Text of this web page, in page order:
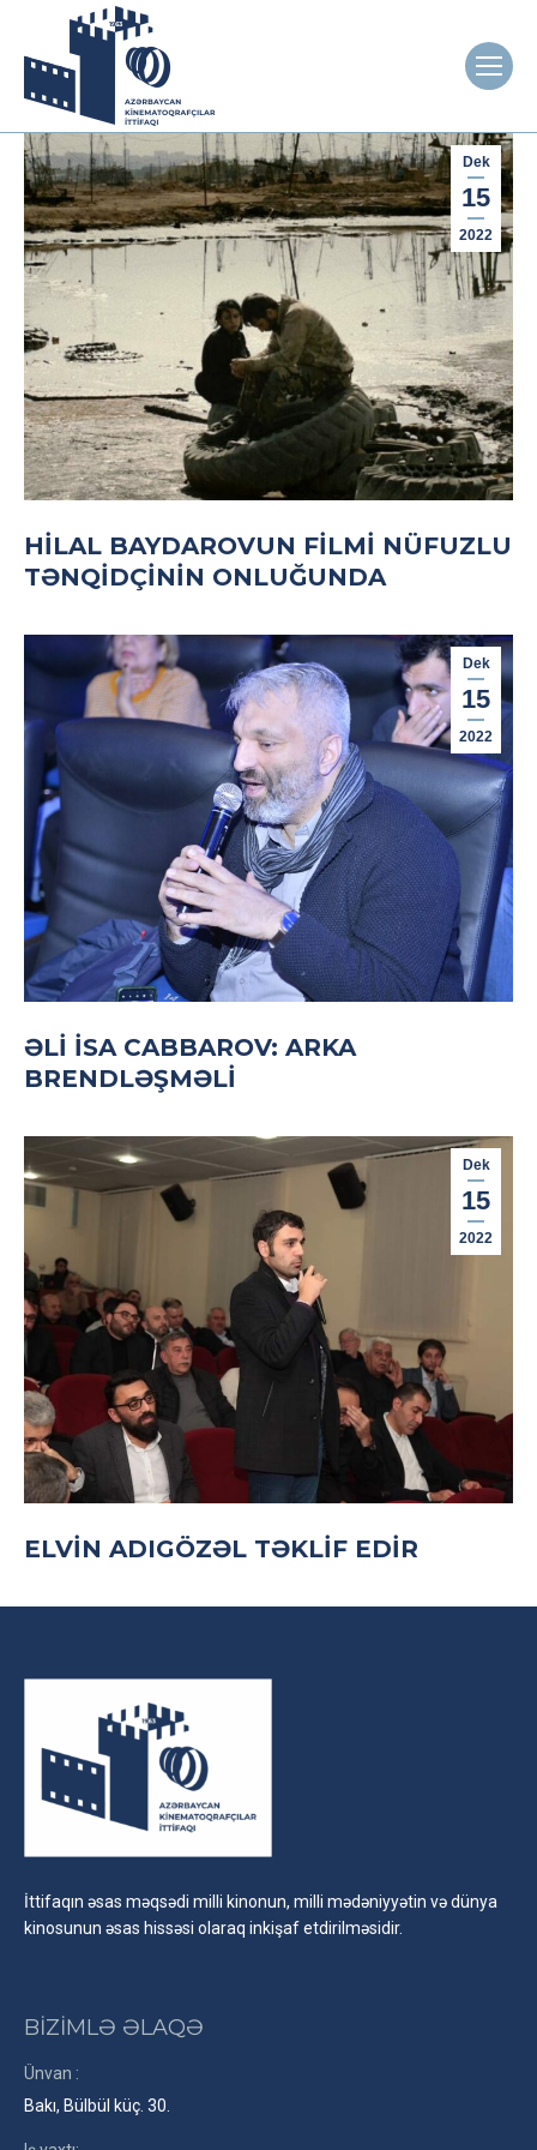
Dek
15
2022
HILAL BAYDAROVUN FILMI NÜFUZLU
TƏNQIDÇININ ONLUĞUNDA
Dek
15
2022
ƏLI İSA CABBAROV: ARKA
BRENDLƏŞMƏLI
Dek
15
2022
ELVIN ADIGÖZƏL TƏKLIF EDIR
İttifaqın əsas məqsədi milli kinonun, milli mədəniyyətin və dünya
kinosunun əsas hissəsi olaraq inkişaf etdirilməsidir.
BİZİMLƏ ƏLAQƏ
Ünvan :
Bakı, Bülbül küç. 30.